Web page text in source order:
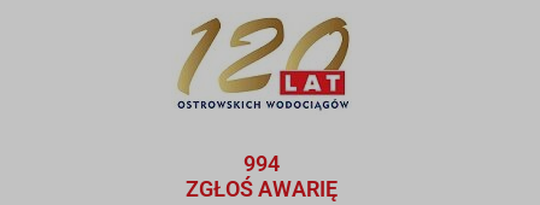
994
ZGŁOŚ AWARIĘ